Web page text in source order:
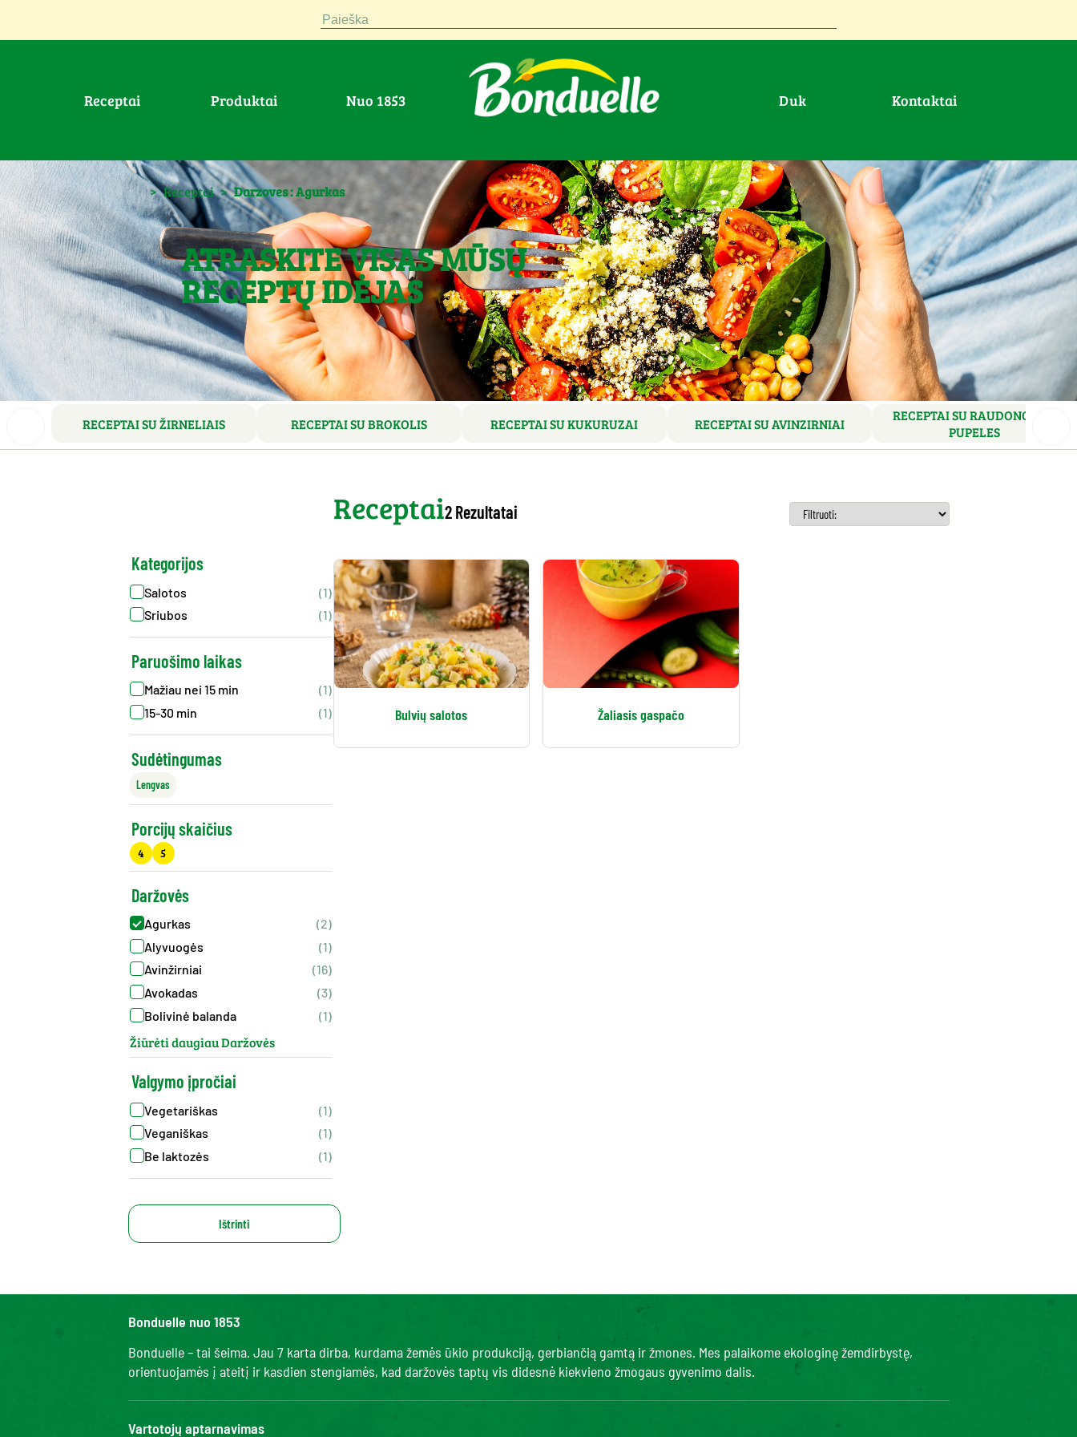
Paieška
Receptai Produktai nuo 1853 duk Kontaktai
> Receptai > Darzoves : Agurkas
ATRASKITE VISAS MŪSŲ
RECEPTŲ IDĖJAS
RECEPTAI SU ŽIRNELIAIS RECEPTAI SU BROKOLIS RECEPTAI SU KUKURUZAI RECEPTAI SU AVINZIRNIAI
RECEPTAI SU RAUDONOSIOS
PUPELES
Receptai2 Rezultatai
Kategorijos
Salotos
(1)
Sriubos
(1)
Paruošimo laikas
Mažiau nei 15 min
(1)
15-30 min
(1)
Sudėtingumas
Lengvas
Porcijų skaičius
4 5
Daržovės
Agurkas
(2)
Alyvuogės
(1)
Avinžirniai
(16)
Avokadas
(3)
Bolivinė balanda
(1)
Žiūrėti daugiau Daržovės
Valgymo įpročiai
Vegetariškas
(1)
Veganiškas
(1)
Be laktozės
(1)
Ištrinti
Bulvių salotos Žaliasis gaspačo
Bonduelle nuo 1853
Bonduelle – tai šeima. Jau 7 karta dirba, kurdama žemės ūkio produkciją, gerbiančią gamtą ir žmones. Mes palaikome ekologinę žemdirbystę,
orientuojamės į ateitį ir kasdien stengiamės, kad daržovės taptų vis didesnė kiekvieno žmogaus gyvenimo dalis.
Vartotojų aptarnavimas